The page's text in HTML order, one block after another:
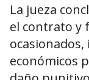
La jueza
el contrato y
económicos